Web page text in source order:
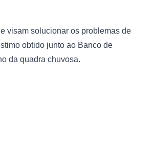
visam solucionar os problemas de
obtido junto ao Banco de
da quadra chuvosa.